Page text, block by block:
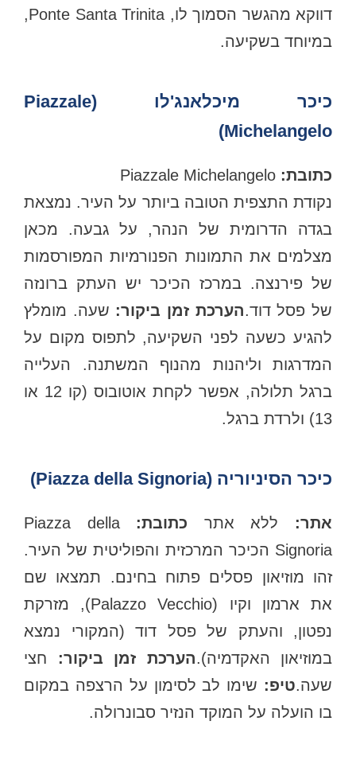
דווקא מהגשר הסמוך לו, Ponte Santa Trinita,
במיוחד בשקיעה.
כיכר מיכלאנג'לו (Piazzale
Michelangelo)
כתובת:Piazzale Michelangelo
נקודת התצפית הטובה ביותר על העיר. נמצאת
בגדה הדרומית של הנהר, על גבעה. מכאן
מצלמים את התמונות הפנורמיות המפורסמות
של פירנצה. במרכז הכיכר יש העתק ברונזה
של פסל דוד.הערכת זמן ביקור:שעה. מומלץ
להגיע כשעה לפני השקיעה, לתפוס מקום על
המדרגות וליהנות מהנוף המשתנה. העלייה
ברגל תלולה, אפשר לקחת אוטובוס (קו 12 או
כיכר הסיניוריה (Piazza della Signoria)
אתר:ללא אתרכתובת:
Piazza della
Signoria הכיכר המרכזית והפוליטית של העיר.
זהו מוזיאון פסלים פתוח בחינם. תמצאו שם
את ארמון וקיו (Palazzo Vecchio), מזרקת
נפטון, והעתק של פסל דוד (המקורי נמצא
במוזיאון האקדמיה).הערכת זמן ביקור:חצי
שעה.טיפ:שימו לב לסימון על הרצפה במקום
בו הועלה על המוקד הנזיר סבונרולה.